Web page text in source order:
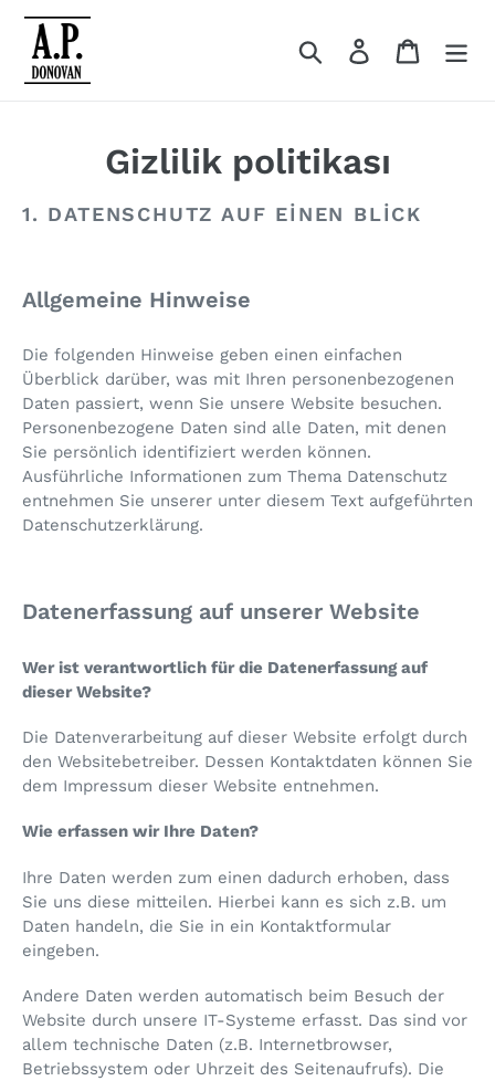
Direkt
içeriğe
Giriş yap
Gizlilik politikası
1. DATENSCHUTZ AUF EINEN BLICK
Allgemeine Hinweise
Die folgenden Hinweise geben einen einfachen
Überblick darüber, was mit Ihren personenbezogenen
Daten passiert, wenn Sie unsere Website besuchen.
Personenbezogene Daten sind alle Daten, mit denen
Sie persönlich identifiziert werden können.
Ausführliche Informationen zum Thema Datenschutz
entnehmen Sie unserer unter diesem Text aufgeführten
Datenschutzerklärung.
Datenerfassung auf unserer Website
Wer ist verantwortlich für die Datenerfassung auf
dieser Website?
Die Datenverarbeitung auf dieser Website erfolgt durch
den Websitebetreiber. Dessen Kontaktdaten können Sie
dem Impressum dieser Website entnehmen.
Wie erfassen wir Ihre Daten?
Ihre Daten werden zum einen dadurch erhoben, dass
Sie uns diese mitteilen. Hierbei kann es sich z.B. um
Daten handeln, die Sie in ein Kontaktformular
eingeben.
Andere Daten werden automatisch beim Besuch der
Website durch unsere IT-Systeme erfasst. Das sind vor
allem technische Daten (z.B. Internetbrowser,
Betriebssystem oder Uhrzeit des Seitenaufrufs). Die